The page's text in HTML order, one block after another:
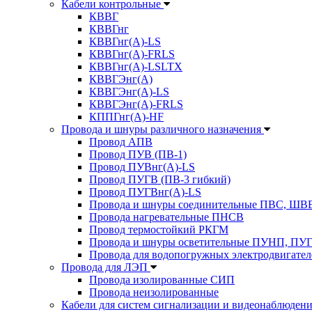
Кабели контрольные
КВВГ
КВВГнг
КВВГнг(А)-LS
КВВГнг(А)-FRLS
КВВГнг(А)-LSLTX
КВВГЭнг(А)
КВВГЭнг(А)-LS
КВВГЭнг(А)-FRLS
КППГнг(А)-HF
Провода и шнуры различного назначения
Провод АПВ
Провод ПУВ (ПВ-1)
Провод ПУВнг(А)-LS
Провод ПУГВ (ПВ-3 гибкий)
Провод ПУГВнг(А)-LS
Провода и шнуры соединительные ПВС,
Провода нагревательные ПНСВ
Провод термостойкий РКГМ
Провода и шнуры осветительные ПУНП,
Провода для водопогружных
Провода для ЛЭП
Провода изолированные СИП
Провода неизолированные
Кабели для систем сигнализации и